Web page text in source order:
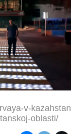
v-
oblasti/